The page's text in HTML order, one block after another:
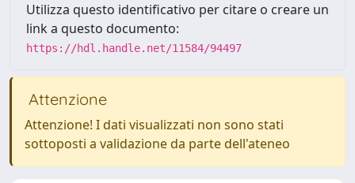
Utilizza questo identificativo per citare o creare un
link a questo documento:
https://hdl.handle.net/11584/94497
Attenzione
Attenzione! I dati visualizzati non sono stati
sottoposti a validazione da parte dell'ateneo